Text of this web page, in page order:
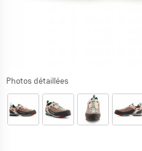
Photos détaillées